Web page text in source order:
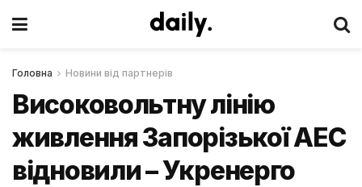
Головна Новини від партнерів
Високовольтну лінію
живлення Запорізької АЕС
відновили – Укренерго